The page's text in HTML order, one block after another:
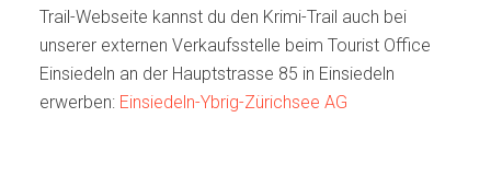
Trail-Webseite kannst du den Krimi-Trail auch bei
unserer externen Verkaufsstelle beim Tourist Office
Einsiedeln an der Hauptstrasse 85 in Einsiedeln
erwerben: Einsiedeln-Ybrig-Zürichsee AG